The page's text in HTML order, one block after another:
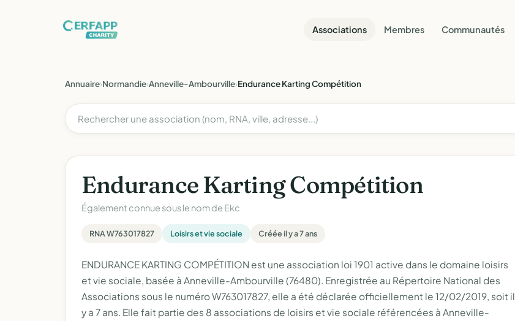
Associations Membres Communautés
Annuaire›Normandie›Anneville-Ambourville›Endurance Karting Compétition
Endurance Karting Compétition
Également connue sous le nom de Ekc
RNA W763017827 Loisirs et vie sociale Créée il y a 7 ans
ENDURANCE KARTING COMPÉTITION est une association loi 1901 active dans le domaine loisirs
et vie sociale, basée à Anneville-Ambourville (76480). Enregistrée au Répertoire National des
Associations sous le numéro W763017827, elle a été déclarée officiellement le 12/02/2019, soit il
y a 7 ans. Elle fait partie des 8 associations de loisirs et vie sociale référencées à Anneville-